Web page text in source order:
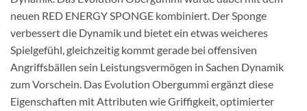
neuen RED ENERGY SPONGE kombiniert. Der Sponge
verbessert die Dynamik und bietet ein etwas weicheres
Spielgefühl, gleichzeitig kommt gerade bei offensiven
Angriffsbällen sein Leistungsvermögen in Sachen Dynamik
zum Vorschein. Das Evolution Obergummi ergänzt diese
Eigenschaften mit Attributen wie Griffigkeit, optimierter